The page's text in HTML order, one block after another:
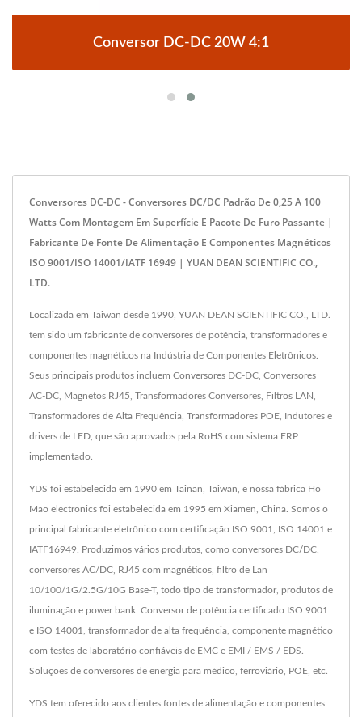
Conversor DC-DC 20W 4:1
Conversores DC-DC - Conversores DC/DC Padrão De 0,25 A 100
Watts Com Montagem Em Superfície E Pacote De Furo Passante |
Fabricante De Fonte De Alimentação E Componentes Magnéticos
ISO 9001/ISO 14001/IATF 16949 | YUAN DEAN SCIENTIFIC CO.,
LTD.
Localizada em Taiwan desde 1990, YUAN DEAN SCIENTIFIC CO., LTD.
tem sido um fabricante de conversores de potência, transformadores e
componentes magnéticos na Indústria de Componentes Eletrônicos.
Seus principais produtos incluem Conversores DC-DC, Conversores
AC-DC, Magnetos RJ45, Transformadores Conversores, Filtros LAN,
Transformadores de Alta Frequência, Transformadores POE, Indutores e
drivers de LED, que são aprovados pela RoHS com sistema ERP
implementado.
YDS foi estabelecida em 1990 em Tainan, Taiwan, e nossa fábrica Ho
Mao electronics foi estabelecida em 1995 em Xiamen, China. Somos o
principal fabricante eletrônico com certificação ISO 9001, ISO 14001 e
IATF16949. Produzimos vários produtos, como conversores DC/DC,
conversores AC/DC, RJ45 com magnéticos, filtro de Lan
10/100/1G/2.5G/10G Base-T, todo tipo de transformador, produtos de
iluminação e power bank. Conversor de potência certificado ISO 9001
e ISO 14001, transformador de alta frequência, componente magnético
com testes de laboratório confiáveis de EMC e EMI / EMS / EDS.
Soluções de conversores de energia para médico, ferroviário, POE, etc.
YDS tem oferecido aos clientes fontes de alimentação e componentes